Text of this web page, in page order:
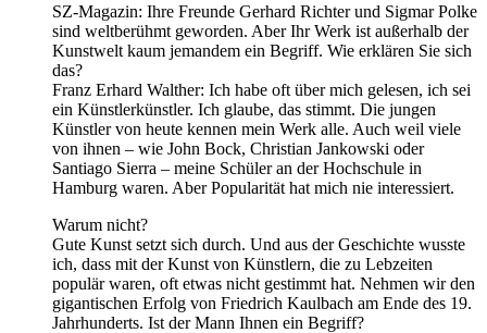
SZ-Magazin: Ihre Freunde Gerhard Richter und Sigmar Polke
sind weltberühmt geworden. Aber Ihr Werk ist außerhalb der
Kunstwelt kaum jemandem ein Begriff. Wie erklären Sie sich
das?
Franz Erhard Walther: Ich habe oft über mich gelesen, ich sei
ein Künstlerkünstler. Ich glaube, das stimmt. Die jungen
Künstler von heute kennen mein Werk alle. Auch weil viele
von ihnen – wie John Bock, Christian Jankowski oder
Santiago Sierra – meine Schüler an der Hochschule in
Hamburg waren. Aber Popularität hat mich nie interessiert.
Warum nicht?
Gute Kunst setzt sich durch. Und aus der Geschichte wusste
ich, dass mit der Kunst von Künstlern, die zu Lebzeiten
populär waren, oft etwas nicht gestimmt hat. Nehmen wir den
gigantischen Erfolg von Friedrich Kaulbach am Ende des 19.
Jahrhunderts. Ist der Mann Ihnen ein Begriff?